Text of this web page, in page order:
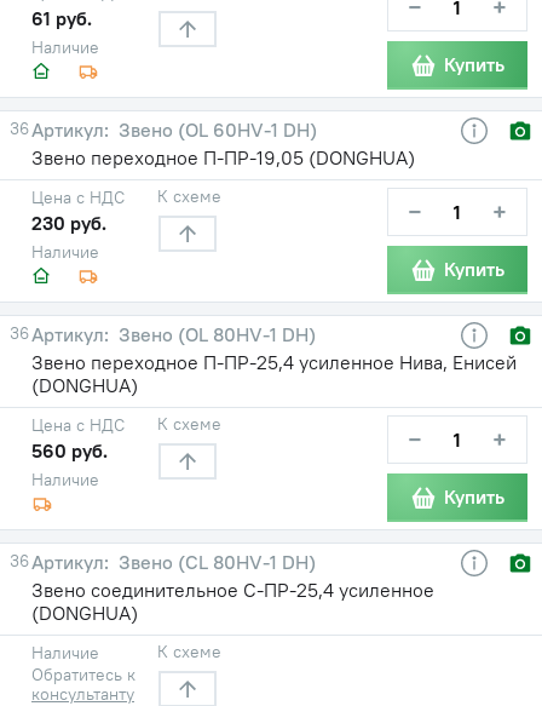
Наличие
61 руб. − +
Купить
36
Звено (OL 60HV-1 DH)
Звено переходное П-ПР-19,05 (DONGHUA)
Наличие
Цена с НДС
230 руб.
К схеме − +
Купить
36
Звено (OL 80HV-1 DH)
Звено переходное П-ПР-25,4 усиленное Нива, Енисей
(DONGHUA)
Наличие
Цена с НДС
560 руб.
К схеме − +
Купить
36
Звено (CL 80HV-1 DH)
Звено соединительное С-ПР-25,4 усиленное
(DONGHUA)
Наличие
Обратитесь к
консультанту
К схеме